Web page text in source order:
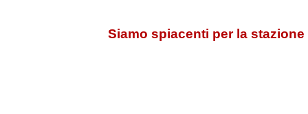
Siamo spiacenti per la